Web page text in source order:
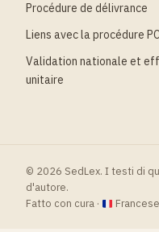
Procédure de délivrance
Liens avec la procédure
Validation nationale et
unitaire
© 2026 SedLex. I testi di
d'autore.
Fatto con cura ·
Francese